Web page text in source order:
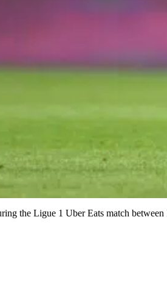
the Ligue 1 Uber Eats match